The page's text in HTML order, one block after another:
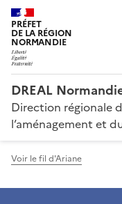
PRÉFET
DE LA RÉGION
NORMANDIE
DREAL
Direction régionale
l’aménagement et
Voir le fil d'Ariane